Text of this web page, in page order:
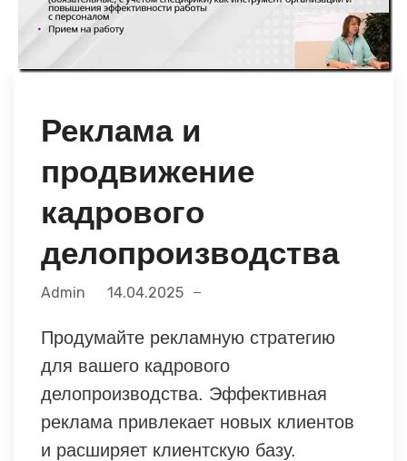
Реклама и
продвижение
кадрового
делопроизводства
Admin 14.04.2025
Продумайте рекламную стратегию
для вашего кадрового
делопроизводства. Эффективная
реклама привлекает новых клиентов
и расширяет клиентскую базу.